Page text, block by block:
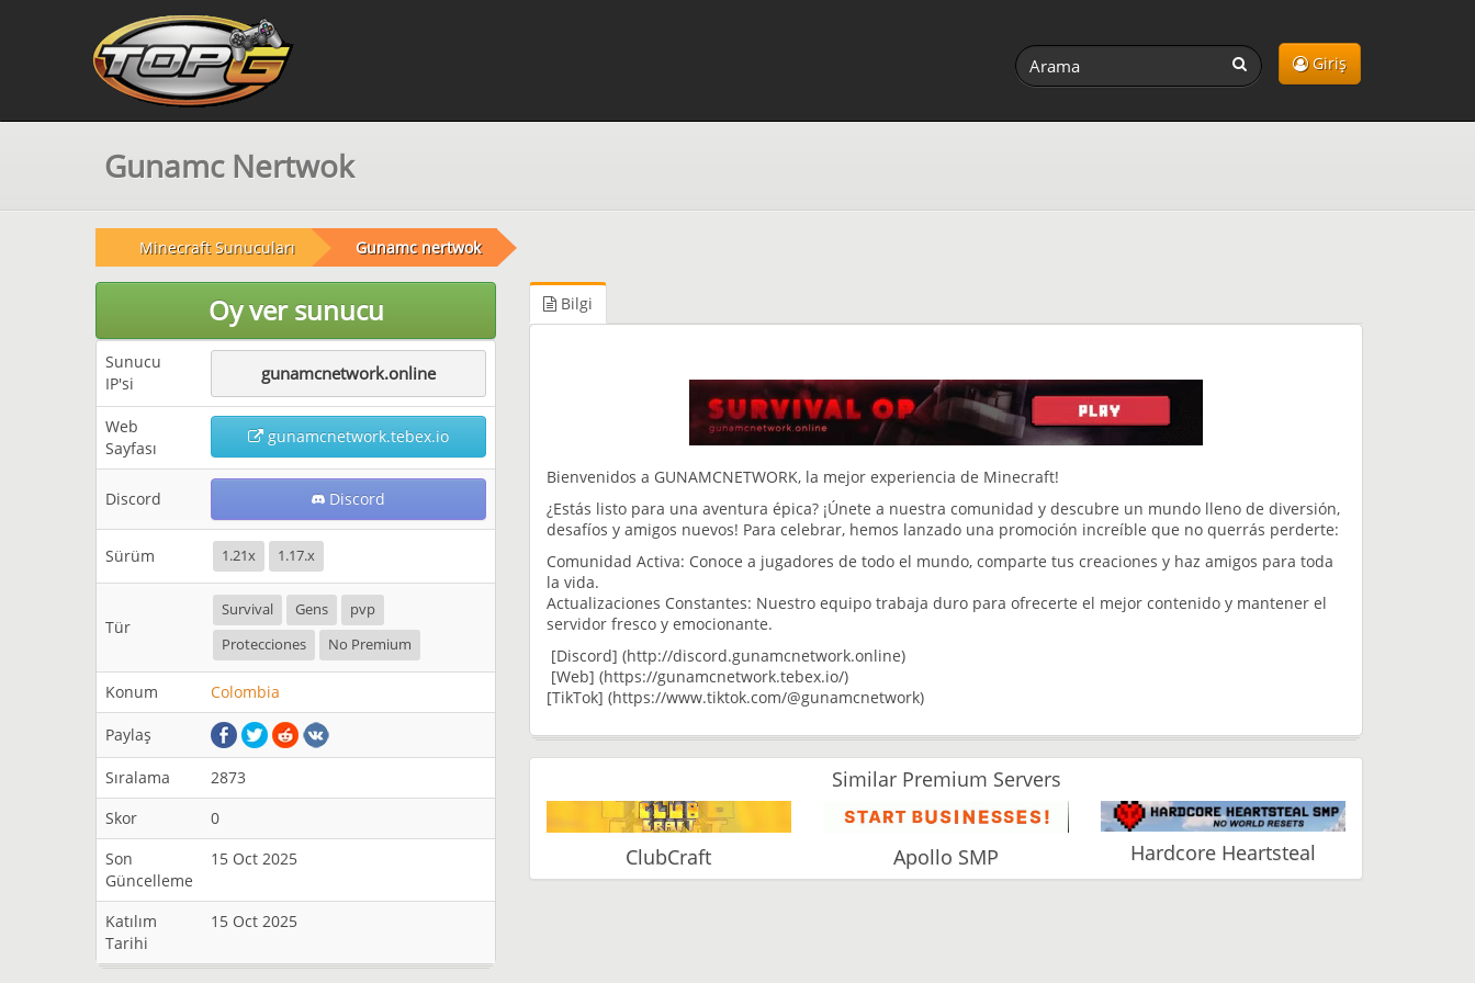
Giriş
Gunamc Nertwok
Minecraft Sunucuları Gunamc nertwok
Oy ver sunucu
Sunucu
IP'si
gunamcnetwork.online
Web
Sayfası
gunamcnetwork.tebex.io
Discord Discord
Sürüm 1.21x 1.17.x
Tür
Survival Gens
pvp
Protecciones
No Premium
Konum Colombia
Paylaş
Sıralama
2873
Skor
0
Son
Güncelleme
15 Oct 2025
Katılım
Tarihi
15 Oct 2025
Bilgi
Bienvenidos a GUNAMCNETWORK, la mejor experiencia de Minecraft!
¿Estás listo para una aventura épica? ¡Únete a nuestra comunidad y descubre un mundo lleno de diversión,
desafíos y amigos nuevos! Para celebrar, hemos lanzado una promoción increíble que no querrás perderte:
Comunidad Activa: Conoce a jugadores de todo el mundo, comparte tus creaciones y haz amigos para toda
la vida.
Actualizaciones Constantes: Nuestro equipo trabaja duro para ofrecerte el mejor contenido y mantener el
servidor fresco y emocionante.
[Discord] (http://discord.gunamcnetwork.online)
[Web] (https://gunamcnetwork.tebex.io/)
[TikTok] (https://www.tiktok.com/@gunamcnetwork)
Similar Premium Servers
ClubCraft Apollo SMP Hardcore Heartsteal